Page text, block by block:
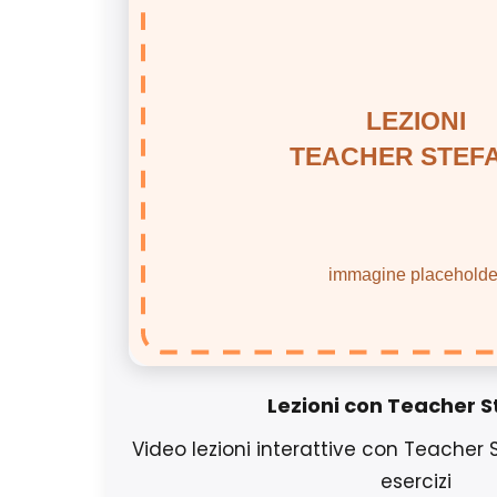
Lezioni con Teacher
Video lezioni interattive con Teacher
esercizi